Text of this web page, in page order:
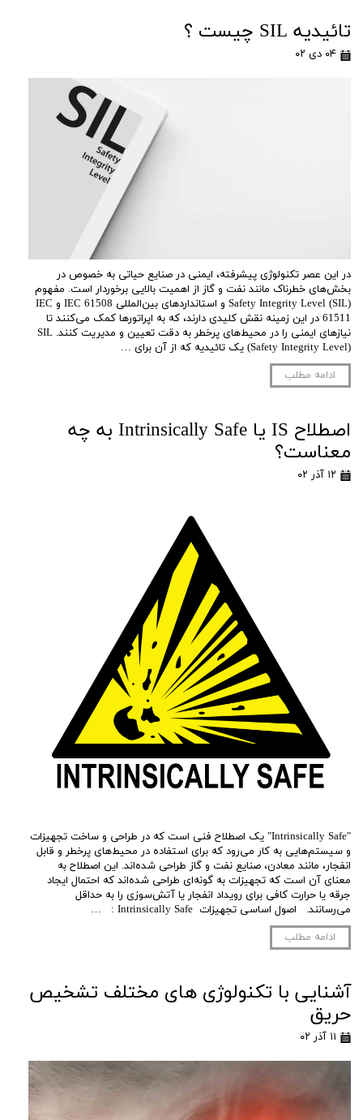
تائیدیه SIL چیست ؟
۰۴ دی ۰۲
در این عصر تکنولوژی پیشرفته، ایمنی در صنایع حیاتی به خصوص در
بخش‌های خطرناک مانند نفت و گاز از اهمیت بالایی برخوردار است. مفهوم
Safety Integrity Level (SIL) و استانداردهای بین‌المللی IEC 61508 و IEC
61511 در این زمینه نقش کلیدی دارند، که به اپراتورها کمک می‌کنند تا
نیازهای ایمنی را در محیط‌های پرخطر به دقت تعیین و مدیریت کنند. SIL
(Safety Integrity Level) یک تائیدیه که از آن برای …
ادامه مطلب
اصطلاح IS یا Intrinsically Safe به چه
معناست؟
۱۲ آذر ۰۲
"Intrinsically Safe" یک اصطلاح فنی است که در طراحی و ساخت تجهیزات
و سیستم‌هایی به کار می‌رود که برای استفاده در محیط‌های پرخطر و قابل
انفجار، مانند معادن، صنایع نفت و گاز طراحی شده‌اند. این اصطلاح به
معنای آن است که تجهیزات به گونه‌ای طراحی شده‌اند که احتمال ایجاد
جرقه یا حرارت کافی برای رویداد انفجار یا آتش‌سوزی را به حداقل
می‌رسانند. اصول اساسی تجهیزات Intrinsically Safe : …
ادامه مطلب
آشنایی با تکنولوژی های مختلف تشخیص
حریق
۱۱ آذر ۰۲